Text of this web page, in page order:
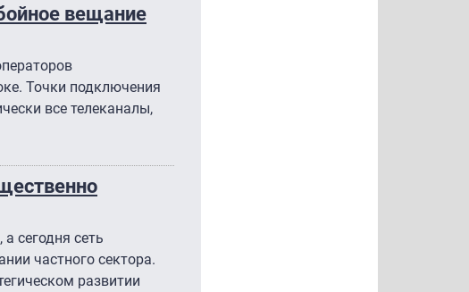
вещание
Точки подключения
все телеканалы,
сегодня сеть
частного сектора.
развитии